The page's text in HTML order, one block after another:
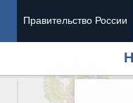
Правительство России